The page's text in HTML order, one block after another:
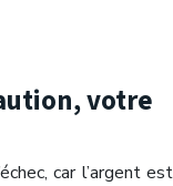
votre
car l’argent est